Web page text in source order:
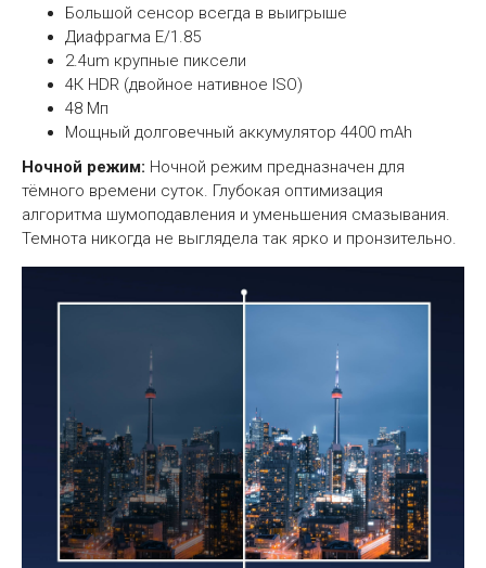
Большой сенсор всегда в выигрыше
Диафрагма Е/1.85
2.4um крупные пиксели
4К HDR (двойное нативное ISO)
48 Мп
Мощный долговечный аккумулятор 4400 mAh
Ночной режим: Ночной режим предназначен для
тёмного времени суток. Глубокая оптимизация
алгоритма шумоподавления и уменьшения смазывания.
Темнота никогда не выглядела так ярко и пронзительно.